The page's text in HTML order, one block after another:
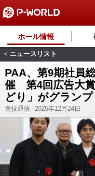
ホール情報
< ニュースリスト
PAA、第9期社員
催 第4回広告大
どり」がグランプ
遊技通信 2025年12月24日